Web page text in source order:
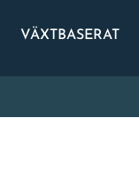
VÄXTBASERAT